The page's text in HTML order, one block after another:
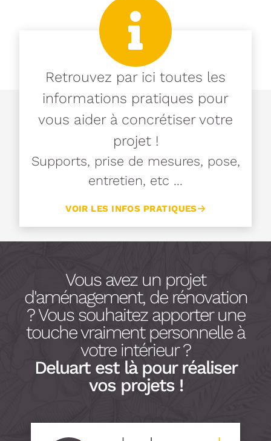
Retrouvez par ici toutes les
informations pratiques pour
vous aider à concrétiser votre
projet !
Supports, prise de mesures, pose,
entretien, etc ...
VOIR LES INFOS PRATIQUES
Vous avez un projet
d'aménagement, de rénovation
? Vous souhaitez apporter une
touche vraiment personnelle à
votre intérieur ?
Deluart est là pour réaliser
vos projets !